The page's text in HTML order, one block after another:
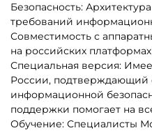
Безопасность:
требований
Совместимость с
на российских
Специальная версия:
России, подтверждающий
информационной
поддержки помогает на
Обучение: Специалисты